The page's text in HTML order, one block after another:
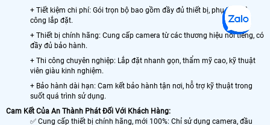
+ Tiết kiệm chi phí: Gói trọn bộ bao gồm đầy đủ thiết bị, phụ kiện và
công lắp đặt.
+ Thiết bị chính hãng: Cung cấp camera từ các thương hiệu nổi tiếng, có
đầy đủ bảo hành.
+ Thi công chuyên nghiệp: Lắp đặt nhanh gọn, thẩm mỹ cao, kỹ thuật
viên giàu kinh nghiệm.
+ Bảo hành dài hạn: Cam kết bảo hành tận nơi, hỗ trợ kỹ thuật trong
suốt quá trình sử dụng.
Cam Kết Của An Thành Phát Đối Với Khách Hàng:
✅ Cung cấp thiết bị chính hãng, mới 100%: Chỉ sử dụng camera, đầu